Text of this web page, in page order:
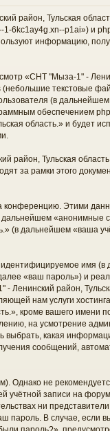
район, Тульская
6kc1ay4g.xn--p1ai») и
информацию,
«СНТ "Мыза-1" -
текстовые
(в
обеспечением
область.» и будет
район, Тульская
за рамки этого
Этими
«анонимные
(в дальнейшем «ваша
имя
«ваш пароль») и
район,
нам услуги
кроме вашего имени
на усмотрение
выбрать, какая
сообщений,
не
учётной записи на
ни
пароль. В случае, если